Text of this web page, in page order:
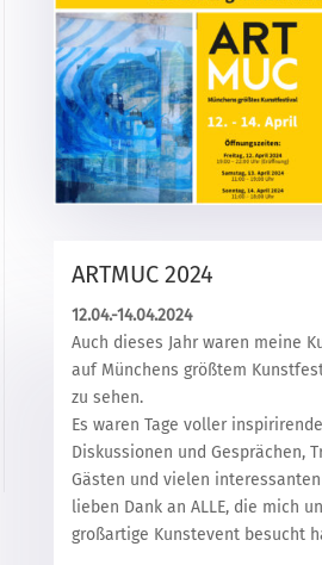
ARTMUC 2024
12.04.-14.04.2024
Auch dieses Jahr waren meine
auf Münchens größtem
zu sehen.
Es waren Tage voller
Diskussionen und Gesprächen,
Gästen und vielen interessanten
lieben Dank an ALLE, die mich
großartige Kunstevent besucht